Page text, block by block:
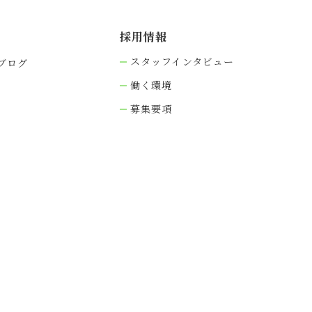
ログ
採⽤情報
スタッフインタビュー
働く環境
募集要項